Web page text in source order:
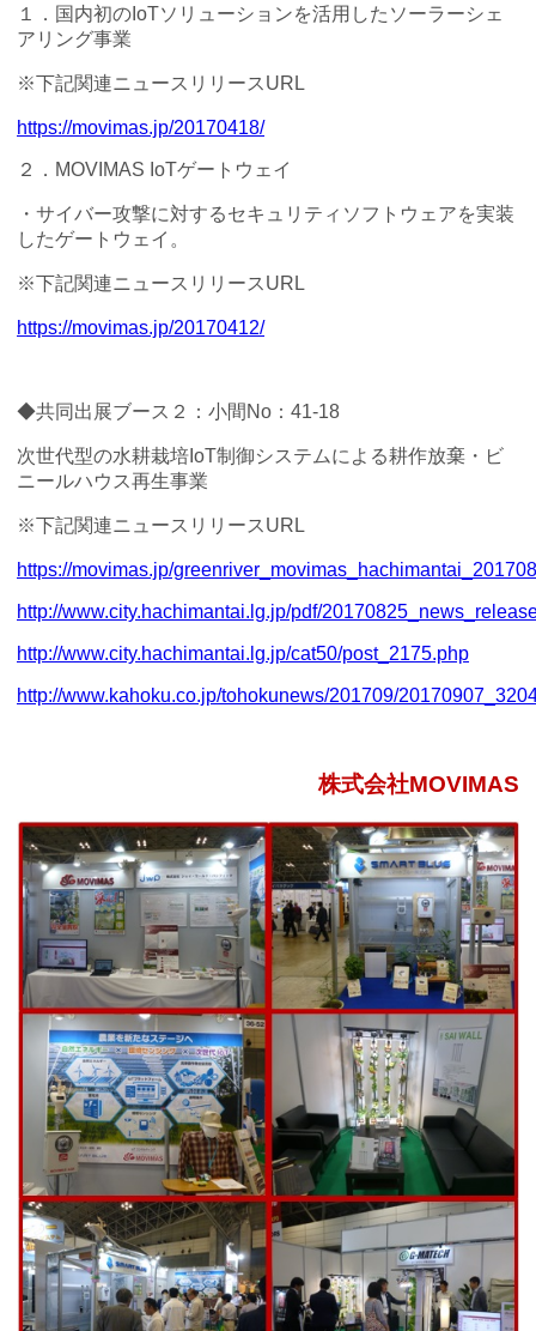
１．国内初のIoTソリューションを活用したソーラーシェ
アリング事業
※下記関連ニュースリリースURL
https://movimas.jp/20170418/
２．MOVIMAS IoTゲートウェイ
・サイバー攻撃に対するセキュリティソフトウェアを実装
したゲートウェイ。
※下記関連ニュースリリースURL
https://movimas.jp/20170412/
◆共同出展ブース２：小間No：41-18
次世代型の水耕栽培IoT制御システムによる耕作放棄・ビ
ニールハウス再生事業
※下記関連ニュースリリースURL
https://movimas.jp/
http://www.city.hachimantai.lg.jp/pdf/
http://www.city.hachimantai.lg.jp/cat50/post_2175.php
http://www.kahoku.co.jp/tohokunews/201709/
株式会社MOVIMAS